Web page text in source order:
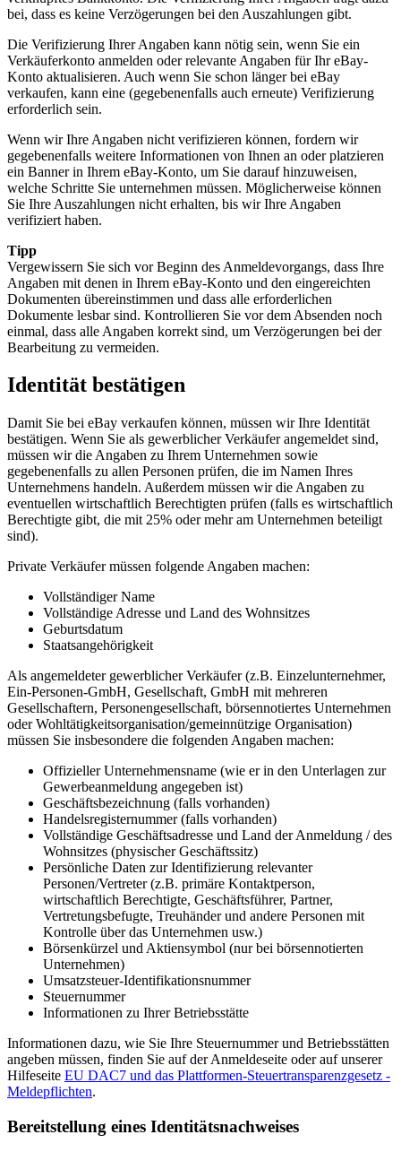
bei, dass es keine Verzögerungen bei den Auszahlungen gibt.
Die Verifizierung Ihrer Angaben kann nötig sein, wenn Sie ein
Verkäuferkonto anmelden oder relevante Angaben für Ihr eBay-
Konto aktualisieren. Auch wenn Sie schon länger bei eBay
verkaufen, kann eine (gegebenenfalls auch erneute) Verifizierung
erforderlich sein.
Wenn wir Ihre Angaben nicht verifizieren können, fordern wir
gegebenenfalls weitere Informationen von Ihnen an oder platzieren
ein Banner in Ihrem eBay-Konto, um Sie darauf hinzuweisen,
welche Schritte Sie unternehmen müssen. Möglicherweise können
Sie Ihre Auszahlungen nicht erhalten, bis wir Ihre Angaben
verifiziert haben.
Tipp
Vergewissern Sie sich vor Beginn des Anmeldevorgangs, dass Ihre
Angaben mit denen in Ihrem eBay-Konto und den eingereichten
Dokumenten übereinstimmen und dass alle erforderlichen
Dokumente lesbar sind. Kontrollieren Sie vor dem Absenden noch
einmal, dass alle Angaben korrekt sind, um Verzögerungen bei der
Bearbeitung zu vermeiden.
Identität bestätigen
Damit Sie bei eBay verkaufen können, müssen wir Ihre Identität
bestätigen. Wenn Sie als gewerblicher Verkäufer angemeldet sind,
müssen wir die Angaben zu Ihrem Unternehmen sowie
gegebenenfalls zu allen Personen prüfen, die im Namen Ihres
Unternehmens handeln. Außerdem müssen wir die Angaben zu
eventuellen wirtschaftlich Berechtigten prüfen (falls es wirtschaftlich
Berechtigte gibt, die mit 25% oder mehr am Unternehmen beteiligt
sind).
Private Verkäufer müssen folgende Angaben machen:
Vollständiger Name
Vollständige Adresse und Land des Wohnsitzes
Geburtsdatum
Staatsangehörigkeit
Als angemeldeter gewerblicher Verkäufer (z.B. Einzelunternehmer,
Ein-Personen-GmbH, Gesellschaft, GmbH mit mehreren
Gesellschaftern, Personengesellschaft, börsennotiertes Unternehmen
oder Wohltätigkeitsorganisation/gemeinnützige Organisation)
müssen Sie insbesondere die folgenden Angaben machen:
Offizieller Unternehmensname (wie er in den Unterlagen zur
Gewerbeanmeldung angegeben ist)
Geschäftsbezeichnung (falls vorhanden)
Handelsregisternummer (falls vorhanden)
Vollständige Geschäftsadresse und Land der Anmeldung / des
Wohnsitzes (physischer Geschäftssitz)
Persönliche Daten zur Identifizierung relevanter
Personen/Vertreter (z.B. primäre Kontaktperson,
wirtschaftlich Berechtigte, Geschäftsführer, Partner,
Vertretungsbefugte, Treuhänder und andere Personen mit
Kontrolle über das Unternehmen usw.)
Börsenkürzel und Aktiensymbol (nur bei börsennotierten
Unternehmen)
Umsatzsteuer-Identifikationsnummer
Steuernummer
Informationen zu Ihrer Betriebsstätte
Informationen dazu, wie Sie Ihre Steuernummer und Betriebsstätten
angeben müssen, finden Sie auf der Anmeldeseite oder auf unserer
Hilfeseite EU DAC7 und das Plattformen-Steuertransparenzgesetz -
Meldepflichten.
Bereitstellung eines Identitätsnachweises